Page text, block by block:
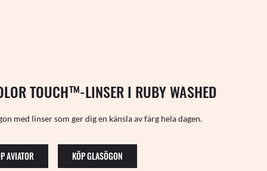
TOUCH™-LINSER I RUBY WASHED
med linser som ger dig en känsla av färg hela dagen.
AVIATOR KÖP GLASÖGON